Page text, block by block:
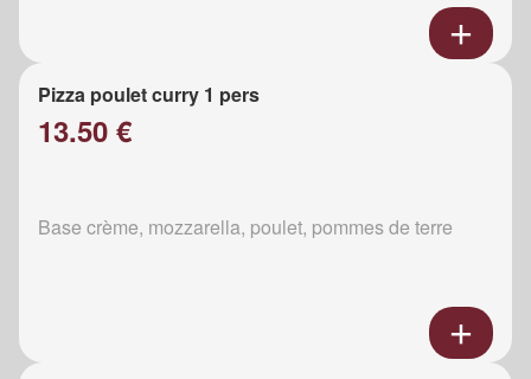
Pizza poulet curry 1 pers
13.50 €
Base crème, mozzarella, poulet, pommes de terre